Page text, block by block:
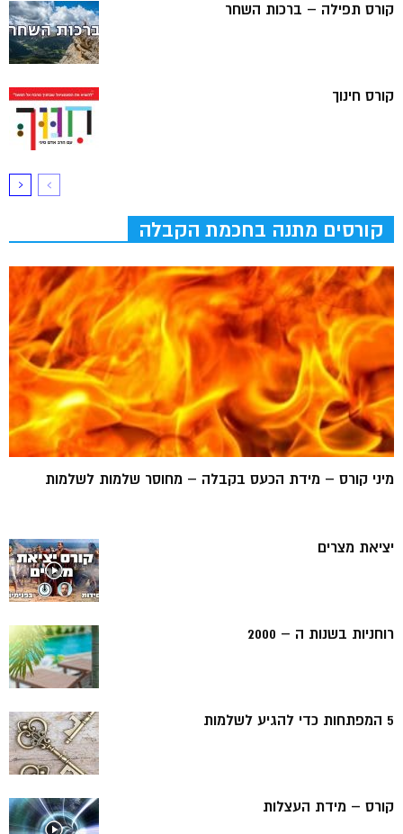
קורס תפילה – ברכות השחר
קורס חינוך
קורסים מתנה בחכמת הקבלה
מיני קורס – מידת הכעס בקבלה – מחוסר שלמות לשלמות
יציאת מצרים
רוחניות בשנות ה – 2000
5 המפתחות כדי להגיע לשלמות
קורס – מידת העצלות